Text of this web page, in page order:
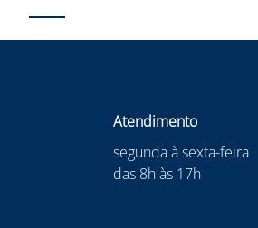
Atendimento
segunda à sexta-feira
das 8h às 17h